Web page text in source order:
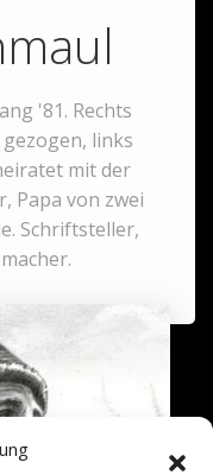
'81. Rechts
links
mit der
Papa von zwei
Schriftsteller,